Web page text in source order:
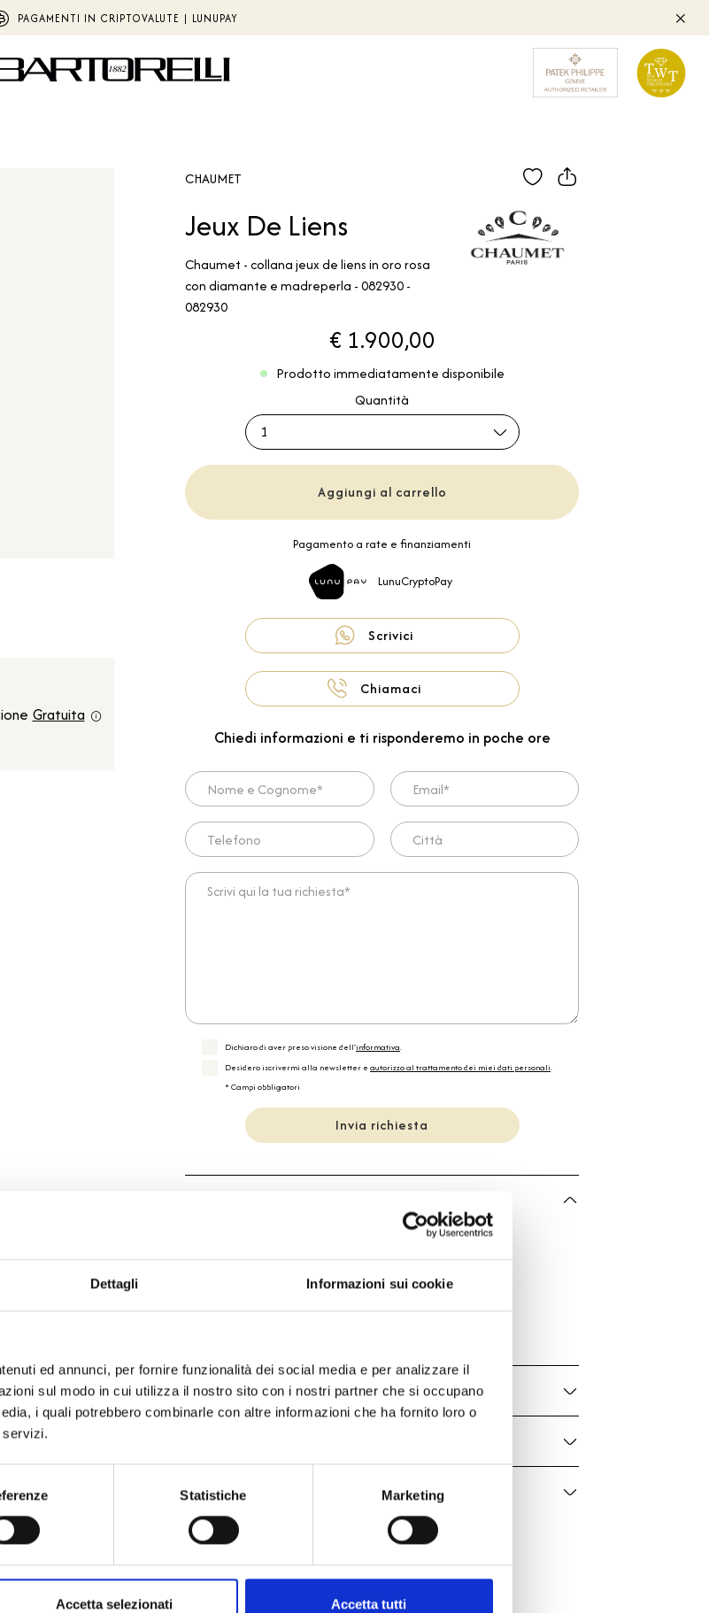
Dettagli Informazioni sui cookie
ed annunci, per fornire funzionalità dei social media e per analizzare il
sul modo in cui utilizza il nostro sito con i nostri partner che si occupano
i quali potrebbero combinarle con altre informazioni che ha fornito loro o
servizi.
Statistiche Marketing
Accetta selezionati Accetta tutti
PAGAMENTI IN CRIPTOVALUTE | LUNUPAY
Gratuita
CHAUMET
Jeux De Liens
Chaumet - collana jeux de liens in oro rosa
con diamante e madreperla - 082930 -
082930
€ 1.900,00
Prodotto immediatamente disponibile
Quantità
1
Aggiungi al carrello
Pagamento a rate e finanziamenti
LunuCryptoPay
Scrivici
Chiamaci
Chiedi informazioni e ti risponderemo in poche ore
Nome e Cognome* Email*
Telefono Città
Scrivi qui la tua richiesta*
Dichiaro di aver preso visione dell'informativa.
Desidero iscrivermi alla newsletter e autorizzo al trattamento dei miei dati personali.
* Campi obbligatori
Invia richiesta
Descrizione
Pietre preziose